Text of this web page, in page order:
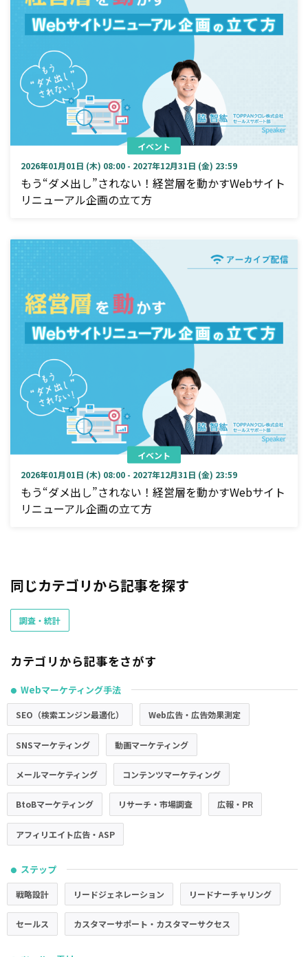
イベント
2026年01月01日 (木) 08:00 - 2027年12月31日 (金) 23:59
もう“ダメ出し”されない！経営層を動かすWebサイト
リニューアル企画の立て方
イベント
2026年01月01日 (木) 08:00 - 2027年12月31日 (金) 23:59
もう“ダメ出し”されない！経営層を動かすWebサイト
リニューアル企画の立て方
同じカテゴリから記事を探す
調査・統計
カテゴリから記事をさがす
● Webマーケティング手法
SEO（検索エンジン最適化） Web広告・広告効果測定
SNSマーケティング 動画マーケティング
メールマーケティング コンテンツマーケティング
BtoBマーケティング リサーチ・市場調査 広報・PR
アフィリエイト広告・ASP
● ステップ
戦略設計 リードジェネレーション リードナーチャリング
セールス カスタマーサポート・カスタマーサクセス